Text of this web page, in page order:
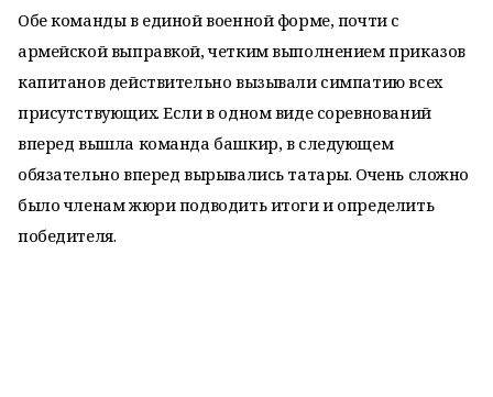
Обе команды в единой военной форме, почти с
армейской выправкой, четким выполнением приказов
капитанов действительно вызывали симпатию всех
присутствующих. Если в одном виде соревнований
вперед вышла команда башкир, в следующем
обязательно вперед вырывались татары. Очень сложно
было членам жюри подводить итоги и определить
победителя.